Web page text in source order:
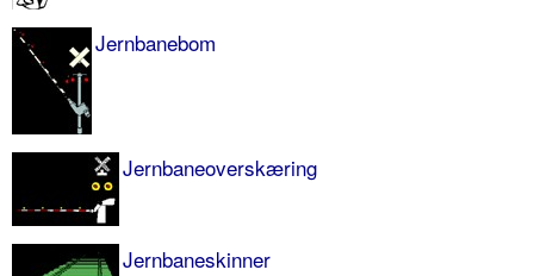
Jernbanebom
Jernbaneoverskæring
Jernbaneskinner